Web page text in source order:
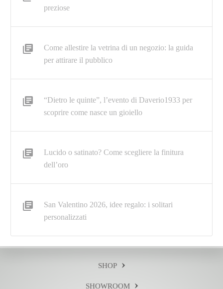
preziose
Come allestire la vetrina di un negozio: la guida
per attirare il pubblico
“Dietro le quinte”, l’evento di Daverio1933 per
scoprire come nasce un gioiello
Lucido o satinato? Come scegliere la finitura
dell’oro
San Valentino 2026, idee regalo: i solitari
personalizzati
SHOP
SHOWROOM